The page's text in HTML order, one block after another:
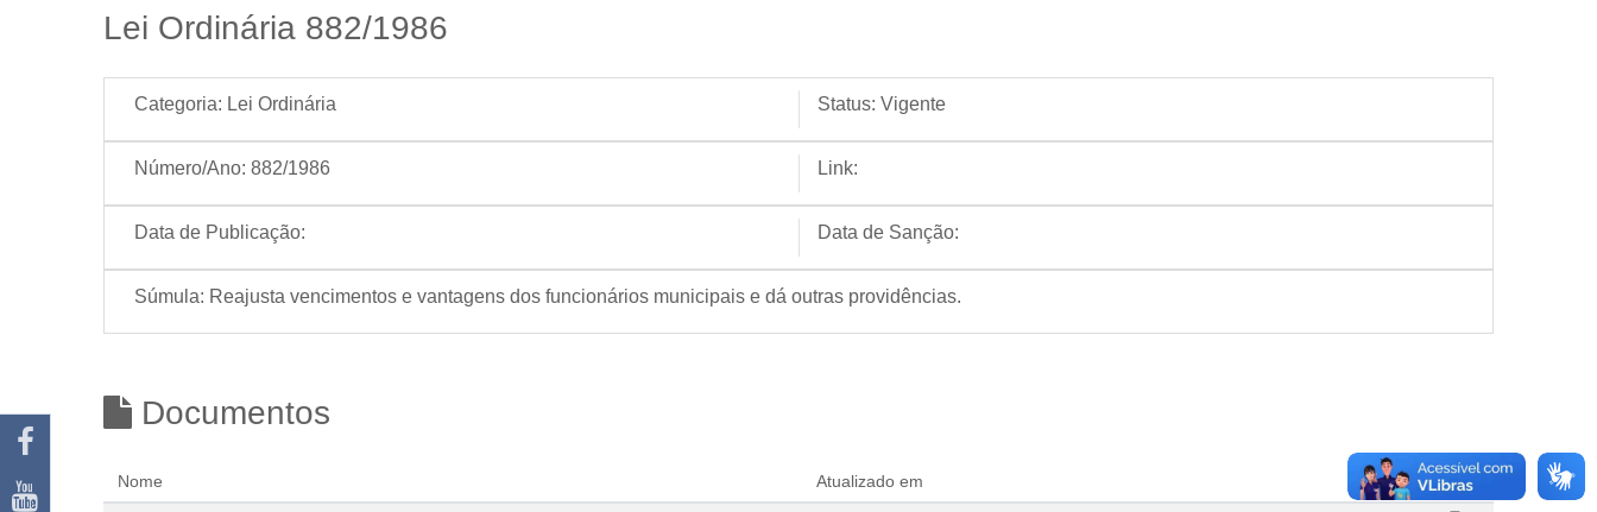
Lei Ordinária 882/1986
Categoria: Lei Ordinária Status: Vigente
Número/Ano: 882/1986 Link:
Data de Publicação: Data de Sanção:
Súmula: Reajusta vencimentos e vantagens dos funcionários municipais e dá outras providências.
Documentos
Nome Atualizado em